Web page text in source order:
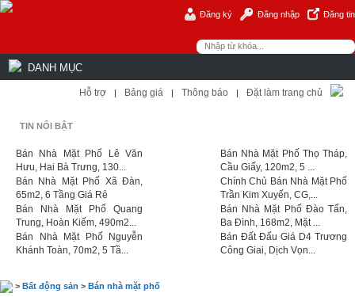
Đăng ký Đăng nhập Đăng tin
DANH MỤC
Hỗ trợ | Bảng giá | Thông báo | Đặt làm trang chủ
TIN NỔI BẬT
Bán Nhà Mặt Phố Lê Văn
Hưu, Hai Bà Trưng, 130...
Bán Nhà Mặt Phố Xã Đàn,
65m2, 6 Tầng Giá Rẻ
Bán Nhà Mặt Phố Quang
Trung, Hoàn Kiếm, 490m2...
Bán Nhà Mặt Phố Nguyễn
Khánh Toàn, 70m2, 5 Tầ...
Bán Nhà Mặt Phố Thọ Tháp,
Cầu Giấy, 120m2, 5 ...
Chính Chủ Bán Nhà Mặt Phố
Trần Kim Xuyến, CG,...
Bán Nhà Mặt Phố Đào Tấn,
Ba Đình, 168m2, Mặt ...
Bán Đất Đấu Giá D4 Trương
Công Giai, Dịch Vọn...
> Bất động sản > Bán nhà mặt phố